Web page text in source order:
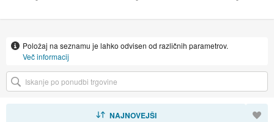
Položaj na seznamu je lahko odvisen od različnih parametrov.
Več informacij
NAJNOVEJŠI